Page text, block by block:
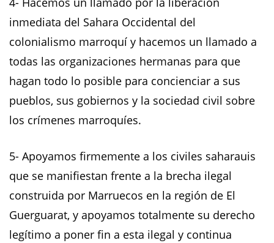
inmediata del Sahara Occidental del
colonialismo marroquí y hacemos un llamado a
todas las organizaciones hermanas para que
hagan todo lo posible para concienciar a sus
pueblos, sus gobiernos y la sociedad civil sobre
los crímenes marroquíes.
5- Apoyamos firmemente a los civiles saharauis
que se manifiestan frente a la brecha ilegal
construida por Marruecos en la región de El
Guerguarat, y apoyamos totalmente su derecho
legítimo a poner fin a esta ilegal y continua